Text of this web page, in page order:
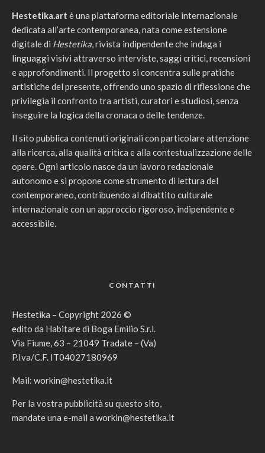
Hestetika.art è una piattaforma editoriale internazionale
dedicata all’arte contemporanea, nata come estensione
digitale di Hestetika, rivista indipendente che indaga i
linguaggi visivi attraverso interviste, saggi critici, recensioni
e approfondimenti. Il progetto si concentra sulle pratiche
artistiche del presente, offrendo uno spazio di riflessione che
privilegia il confronto tra artisti, curatori e studiosi, senza
inseguire la logica della cronaca o delle tendenze.
Il sito pubblica contenuti originali con particolare attenzione
alla ricerca, alla qualità critica e alla contestualizzazione delle
opere. Ogni articolo nasce da un lavoro redazionale
autonomo e si propone come strumento di lettura del
contemporaneo, contribuendo al dibattito culturale
internazionale con un approccio rigoroso, indipendente e
accessibile.
CONTATTI
Hestetika – Copyright 2026 ©
edito da Habitare di Boga Emilio S.r.l.
Via Fiume, 63 – 21049 Tradate – (Va)
P.Iva/C.F. IT04027180969
Mail: workin@hestetika.it
Per la vostra pubblicità su questo sito,
mandate una e-mail a workin@hestetika.it